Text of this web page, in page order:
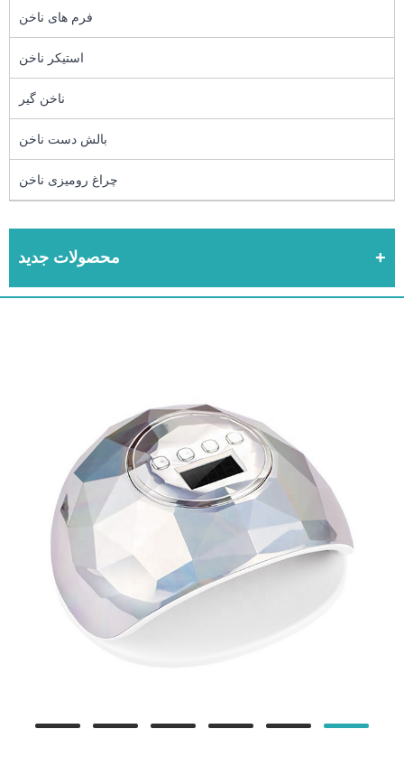
فرم های ناخن
استیکر ناخن
ناخن گیر
بالش دست ناخن
چراغ رومیزی ناخن
محصولات جدید